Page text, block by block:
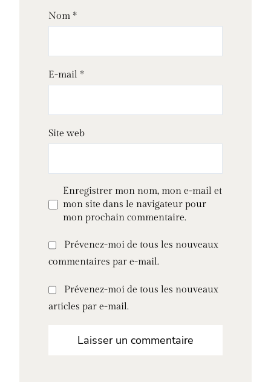
Nom *
E-mail *
Site web
Enregistrer mon nom, mon e-mail et
mon site dans le navigateur pour
mon prochain commentaire.
Prévenez-moi de tous les nouveaux
commentaires par e-mail.
Prévenez-moi de tous les nouveaux
articles par e-mail.